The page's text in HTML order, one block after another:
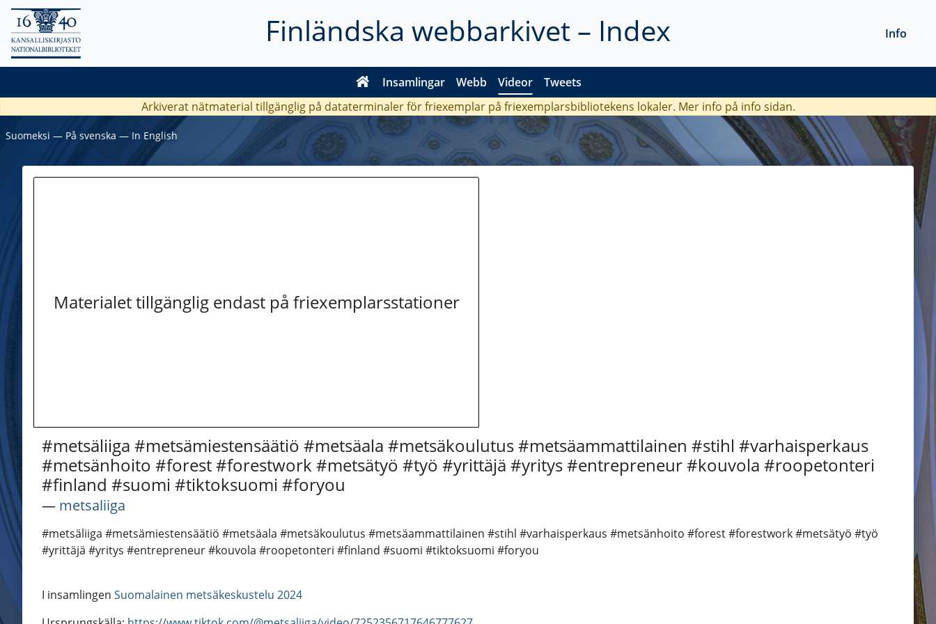
Finländska webbarkivet – Index
Insamlingar Webb Videor Tweets
Info
Arkiverat nätmaterial tillgänglig på dataterminaler för friexemplar på friexemplarsbibliotekens lokaler. Mer info på info sidan.
Suomeksi ― På svenska ― In English
Materialet tillgänglig endast på friexemplarsstationer
#metsäliiga #metsämiestensäätiö #metsäala #metsäkoulutus #metsäammattilainen #stihl #varhaisperkaus
#metsänhoito #forest #forestwork #metsätyö #työ #yrittäjä #yritys #entrepreneur #kouvola #roopetonteri
#finland #suomi #tiktoksuomi #foryou
― metsaliiga
#metsäliiga #metsämiestensäätiö #metsäala #metsäkoulutus #metsäammattilainen #stihl #varhaisperkaus #metsänhoito #forest #forestwork #metsätyö #työ
#yrittäjä #yritys #entrepreneur #kouvola #roopetonteri #finland #suomi #tiktoksuomi #foryou
I insamlingen Suomalainen metsäkeskustelu 2024